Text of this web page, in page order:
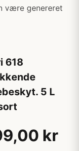
være genereret
618
5 L
kr